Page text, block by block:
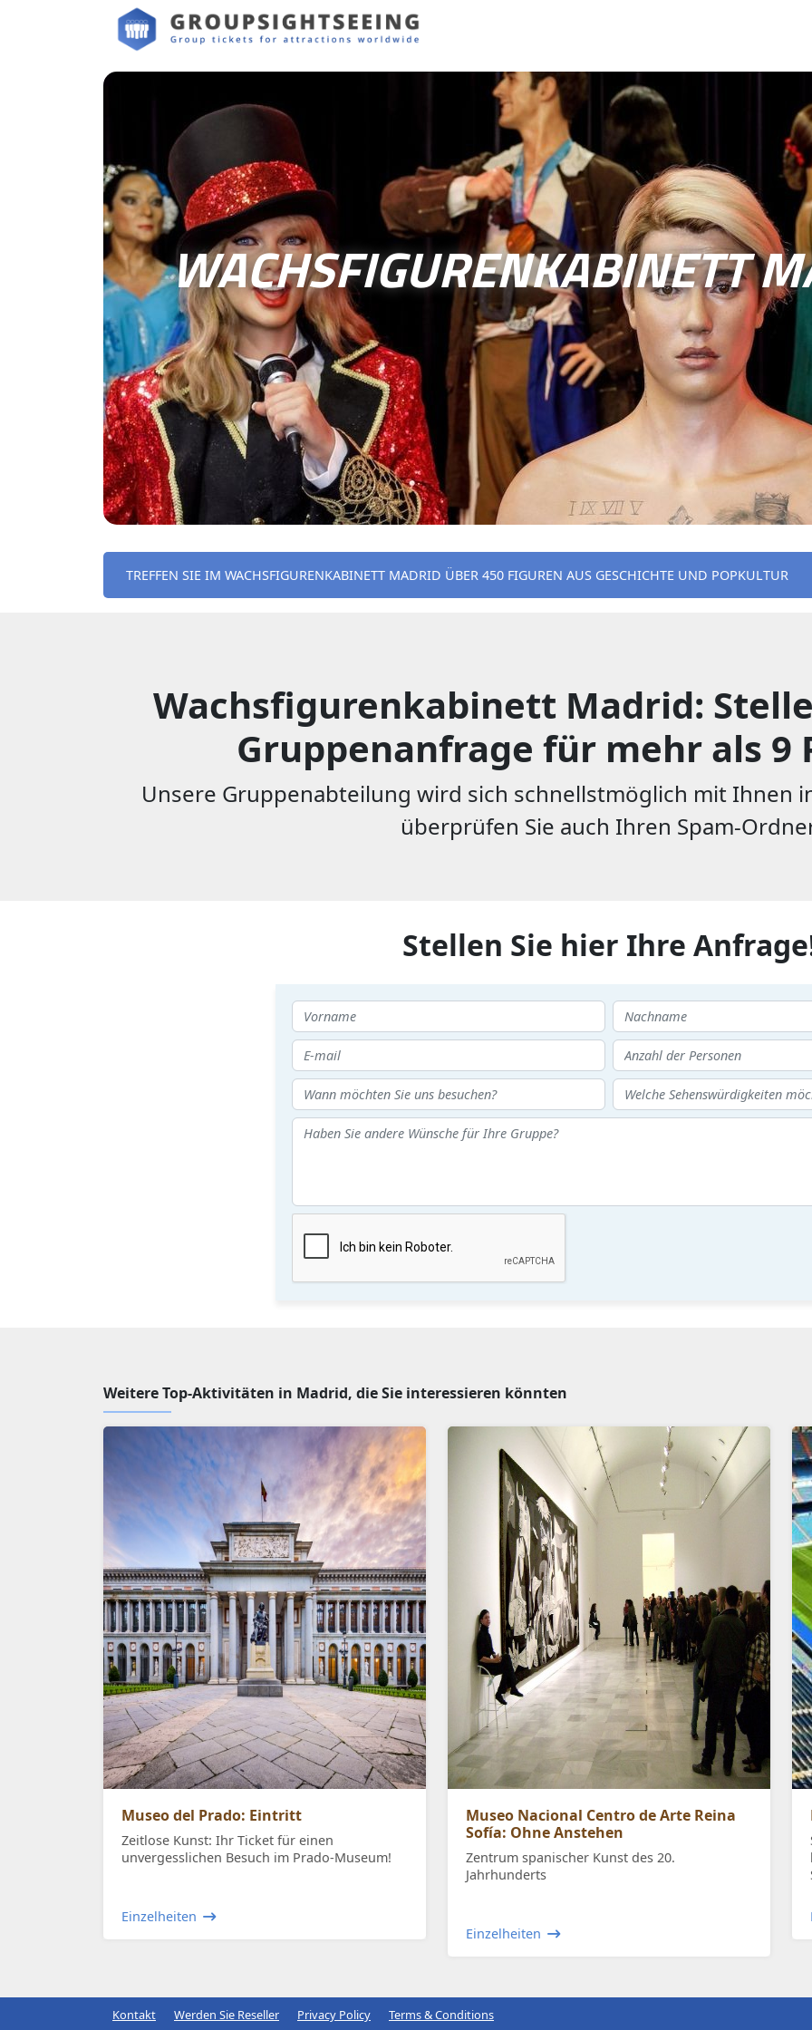
WACHSFIGURENKABINETT
TREFFEN SIE IM WACHSFIGURENKABINETT MADRID ÜBER 450 FIGUREN AUS GESCHICHTE UND POPKULTUR
Wachsfigurenkabinett Madrid:
Gruppenanfrage für mehr als 9
Unsere Gruppenabteilung wird sich schnellstmöglich mit Ihnen
überprüfen Sie auch Ihren Spam-
Stellen Sie hier Ihre
Weitere Top-Aktivitäten in Madrid, die Sie interessieren könnten
Museo del Prado: Eintritt
Zeitlose Kunst: Ihr Ticket für einen
unvergesslichen Besuch im Prado-Museum!
Einzelheiten
Museo Nacional Centro de Arte Reina
Sofía: Ohne Anstehen
Zentrum spanischer Kunst des 20.
Jahrhunderts
Einzelheiten
Kontakt Werden Sie Reseller Privacy Policy Terms & Conditions